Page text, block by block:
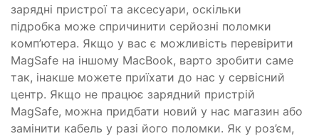
зарядні пристрої та аксесуари, оскільки
підробка може спричинити серйозні поломки
комп’ютера. Якщо у вас є можливість перевірити
MagSafe на іншому MacBook, варто зробити саме
так, інакше можете приїхати до нас у сервісний
центр. Якщо не працює зарядний пристрій
MagSafe, можна придбати новий у нас магазин або
замінити кабель у разі його поломки. Як у роз’єм,